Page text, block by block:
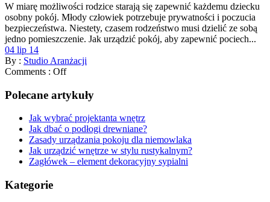
W miarę możliwości rodzice starają się zapewnić każdemu dziecku
osobny pokój. Młody człowiek potrzebuje prywatności i poczucia
bezpieczeństwa. Niestety, czasem rodzeństwo musi dzielić ze sobą
jedno pomieszczenie. Jak urządzić pokój, aby zapewnić pociech...
04 lip 14
By : Studio Aranżacji
Comments : Off
Polecane artykuły
Jak wybrać projektanta wnętrz
Jak dbać o podłogi drewniane?
Zasady urządzania pokoju dla niemowlaka
Jak urządzić wnętrze w stylu rustykalnym?
Zagłówek – element dekoracyjny sypialni
Kategorie